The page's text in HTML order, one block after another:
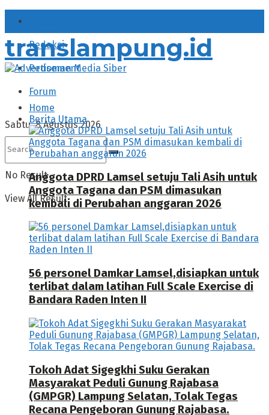
Redaksi
Pedoman Media Siber
Forum
Sabtu, 8 Agustus 2026
No Result
View All Result
translampung.id
Home
Berita Utama
Anggota DPRD Lamsel setuju Tali Asih untuk
Anggota Tagana dan PSM dimasukan
kembali di Perubahan anggaran 2026
56 personel Damkar Lamsel,disiapkan untuk
terlibat dalam latihan Full Scale Exercise di
Bandara Raden Inten II
Tokoh Adat Sigegkhi Suku Gerakan
Masyarakat Peduli Gunung Rajabasa
(GMPGR) Lampung Selatan, Tolak Tegas
Recana Pengeboran Gunung Rajabasa.